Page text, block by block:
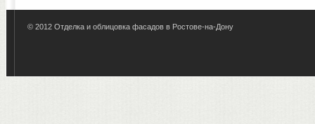
© 2012 Отделка и облицовка фасадов в Ростове-на-Дону